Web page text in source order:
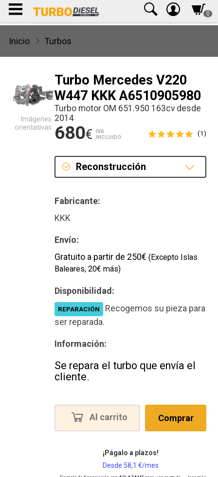
0
Inicio Turbos
Turbo Mercedes V220
W447 KKK A6510905980
Turbo motor OM 651.950 163cv desde
2014
680€
IVA
INCLUIDO
(1)
Reconstrucción
Fabricante:
KKK
Envío:
Gratuito a partir de 250€ (Excepto Islas
Baleares, 20€ más)
Disponibilidad:
REPARACIÓN
Recogemos su pieza para
ser reparada.
Información:
Se repara el turbo que envía el
cliente.
Al carrito Comprar
Imágenes
orientativas